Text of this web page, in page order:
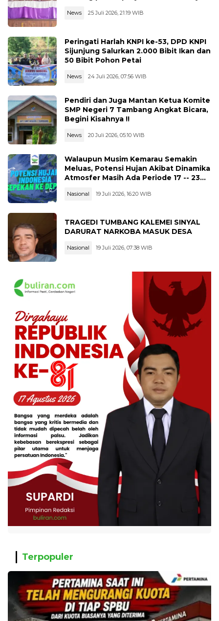
News 25 Juli 2026, 21:19 WIB
Peringati Harlah KNPI ke-53, DPD KNPI
Sijunjung Salurkan 2.000 Bibit Ikan dan
50 Bibit Pohon Petai
News 24 Juli 2026, 07:56 WIB
Pendiri dan Juga Mantan Ketua Komite
SMP Negeri 7 Tambang Angkat Bicara,
Begini Kisahnya !!
News 20 Juli 2026, 05:10 WIB
Walaupun Musim Kemarau Semakin
Meluas, Potensi Hujan Akibat Dinamika
Atmosfer Masih Ada Periode 17 -- 23
Nasional 19 Juli 2026, 16:20 WIB
TRAGEDI TUMBANG KALEMEI SINYAL
DARURAT NARKOBA MASUK DESA
Nasional 19 Juli 2026, 07:38 WIB
Terpopuler